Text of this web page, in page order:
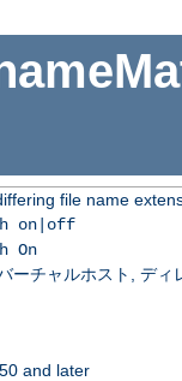
file name
on|off
On
ーチャルホスト, ディ
and later